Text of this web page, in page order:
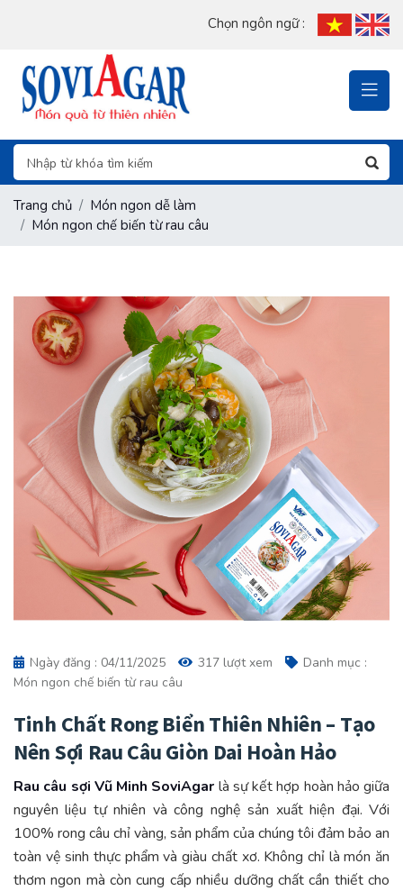
Chọn ngôn ngữ :
Trang chủ
Món ngon dễ làm
Món ngon chế biến từ rau câu
Ngày đăng : 04/11/2025 317 lượt xem
Danh mục :
Món ngon chế biến từ rau câu
Tinh Chất Rong Biển Thiên Nhiên – Tạo
Nên Sợi Rau Câu Giòn Dai Hoàn Hảo
Rau câu sợi Vũ Minh SoviAgar là sự kết hợp hoàn hảo giữa
nguyên liệu tự nhiên và công nghệ sản xuất hiện đại. Với
100% rong câu chỉ vàng, sản phẩm của chúng tôi đảm bảo an
toàn vệ sinh thực phẩm và giàu chất xơ. Không chỉ là món ăn
thơm ngon mà còn cung cấp nhiều dưỡng chất cần thiết cho